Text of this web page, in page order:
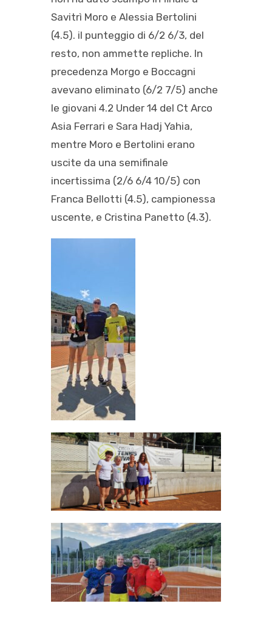
Savitrì Moro e Alessia Bertolini
(4.5). il punteggio di 6/2 6/3, del
resto, non ammette repliche. In
precedenza Morgo e Boccagni
avevano eliminato (6/2 7/5) anche
le giovani 4.2 Under 14 del Ct Arco
Asia Ferrari e Sara Hadj Yahia,
mentre Moro e Bertolini erano
uscite da una semifinale
incertissima (2/6 6/4 10/5) con
Franca Bellotti (4.5), campionessa
uscente, e Cristina Panetto (4.3).